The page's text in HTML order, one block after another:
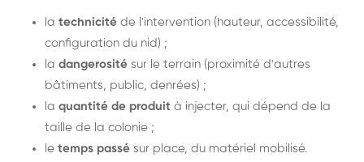
la technicité de l'intervention (hauteur, accessibilité,
configuration du nid) ;
la dangerosité sur le terrain (proximité d'autres
bâtiments, public, denrées) ;
la quantité de produit à injecter, qui dépend de la
taille de la colonie ;
le temps passé sur place, du matériel mobilisé.